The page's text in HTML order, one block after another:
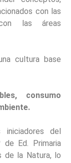
con las
las áreas
cultura base
consumo
del
Ed. Primaria
de la Natura, lo